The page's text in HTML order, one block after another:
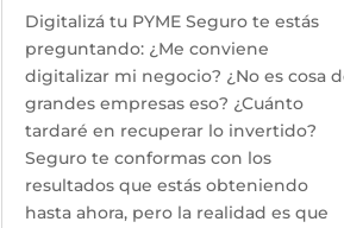
Digitalizá tu PYME Seguro te estás
preguntando: ¿Me conviene
digitalizar mi negocio? ¿No es cosa
grandes empresas eso? ¿Cuánto
tardaré en recuperar lo invertido?
Seguro te conformas con los
resultados que estás obteniendo
hasta ahora, pero la realidad es que